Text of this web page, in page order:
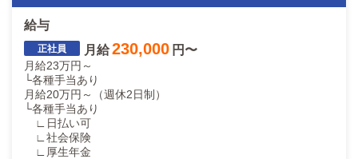
給与
月給230,000 円〜
月給23万円～
└各種手当あり
月給20万円～（週休2日制）
└各種手当あり
∟日払い可
∟社会保険
∟厚生年金